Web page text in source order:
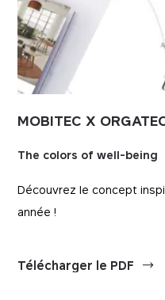
MOBITEC X
The colors of well-being
Découvrez le concept
année !
Télécharger le PDF